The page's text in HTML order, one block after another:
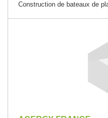
Construction de bateaux de